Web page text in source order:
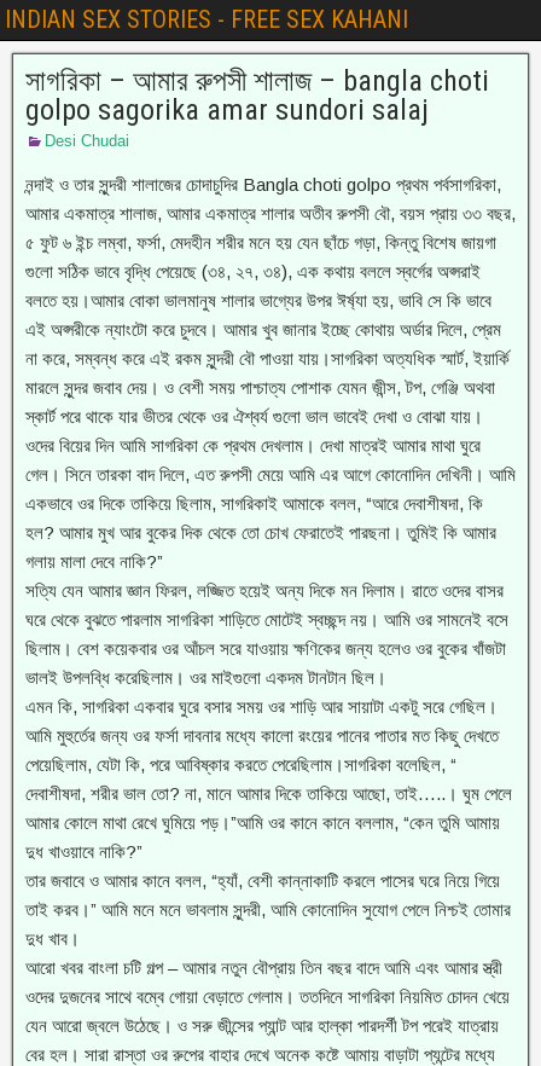
INDIAN SEX STORIES - FREE SEX KAHANI
সাগরিকা – আমার রুপসী শালাজ – bangla choti
golpo sagorika amar sundori salaj
Desi Chudai
নন্দাই ও তার সুন্দরী শালাজের চোদাচুদির Bangla choti golpo প্রথম পর্বসাগরিকা,
আমার একমাত্র শালাজ, আমার একমাত্র শালার অতীব রুপসী বৌ, বয়স প্রায় ৩৩ বছর,
৫ ফুট ৬ ইন্চ লম্বা, ফর্সা, মেদহীন শরীর মনে হয় যেন ছাঁচে গড়া, কিন্তু বিশেষ জায়গা
গুলো সঠিক ভাবে বৃদ্ধি পেয়েছে (৩৪, ২৭, ৩৪), এক কথায় বললে স্বর্গের অপ্সরাই
বলতে হয়।আমার বোকা ভালমানুষ শালার ভাগ্যের উপর ঈর্ষ্যা হয়, ভাবি সে কি ভাবে
এই অপ্সরীকে ন্যাংটো করে চুদবে। আমার খুব জানার ইচ্ছে কোথায় অর্ডার দিলে, প্রেম
না করে, সম্বন্ধ করে এই রকম সুন্দরী বৌ পাওয়া যায়।সাগরিকা অত্যধিক স্মার্ট, ইয়ার্কি
মারলে সুন্দর জবাব দেয়। ও বেশী সময় পাশ্চাত্য পোশাক যেমন জীন্স, টপ, গেঞ্জি অথবা
স্কার্ট পরে থাকে যার ভীতর থেকে ওর ঐশ্বর্য গুলো ভাল ভাবেই দেখা ও বোঝা যায়।
ওদের বিয়ের দিন আমি সাগরিকা কে প্রথম দেখলাম। দেখা মাত্রই আমার মাথা ঘুরে
গেল। সিনে তারকা বাদ দিলে, এত রুপসী মেয়ে আমি এর আগে কোনোদিন দেখিনী। আমি
একভাবে ওর দিকে তাকিয়ে ছিলাম, সাগরিকাই আমাকে বলল, “আরে দেবাশীষদা, কি
হল? আমার মুখ আর বুকের দিক থেকে তো চোখ ফেরাতেই পারছনা। তুমিই কি আমার
গলায় মালা দেবে নাকি?”
সত্যি যেন আমার জ্ঞান ফিরল, লজ্জিত হয়েই অন্য দিকে মন দিলাম। রাতে ওদের বাসর
ঘরে থেকে বুঝতে পারলাম সাগরিকা শাড়িতে মোটেই স্বচ্ছন্দ নয়। আমি ওর সামনেই বসে
ছিলাম। বেশ কয়েকবার ওর আঁচল সরে যাওয়ায় ক্ষণিকের জন্য হলেও ওর বুকের খাঁজটা
ভালই উপলব্ধি করেছিলাম। ওর মাইগুলো একদম টানটান ছিল।
এমন কি, সাগরিকা একবার ঘুরে বসার সময় ওর শাড়ি আর সায়াটা একটু সরে গেছিল।
আমি মুহুর্তের জন্য ওর ফর্সা দাবনার মধ্যে কালো রংয়ের পানের পাতার মত কিছু দেখতে
পেয়েছিলাম, যেটা কি, পরে আবিষ্কার করতে পেরেছিলাম।সাগরিকা বলেছিল, “
দেবাশীষদা, শরীর ভাল তো? না, মানে আমার দিকে তাকিয়ে আছো, তাই…..। ঘুম পেলে
আমার কোলে মাথা রেখে ঘুমিয়ে পড়।”আমি ওর কানে কানে বললাম, “কেন তুমি আমায়
দুধ খাওয়াবে নাকি?”
তার জবাবে ও আমার কানে বলল, “হ্যাঁ, বেশী কান্নাকাটি করলে পাসের ঘরে নিয়ে গিয়ে
তাই করব।” আমি মনে মনে ভাবলাম সুন্দরী, আমি কোনোদিন সুযোগ পেলে নিশ্চই তোমার
দুধ খাব।
আরো খবর বাংলা চটি গল্প – আমার নতুন বৌপ্রায় তিন বছর বাদে আমি এবং আমার স্ত্রী
ওদের দুজনের সাথে বম্বে গোয়া বেড়াতে গেলাম। ততদিনে সাগরিকা নিয়মিত চোদন খেয়ে
যেন আরো জ্বলে উঠেছে। ও সরু জীন্সের প্যান্ট আর হাল্কা পারদর্শী টপ পরেই যাত্রায়
বের হল। সারা রাস্তা ওর রুপের বাহার দেখে অনেক কষ্টে আমায় বাড়াটা প্যন্টের মধ্যে